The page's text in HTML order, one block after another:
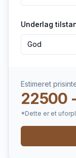
Underlag
God
Estimeret
22500
*Dette er et